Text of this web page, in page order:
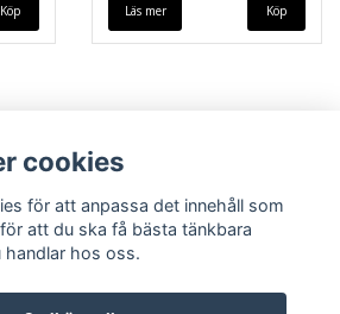
Läs mer
Köpvillkor Kontakt
cookies
för att anpassa det innehåll som
att du ska få bästa tänkbara
handlar hos oss.